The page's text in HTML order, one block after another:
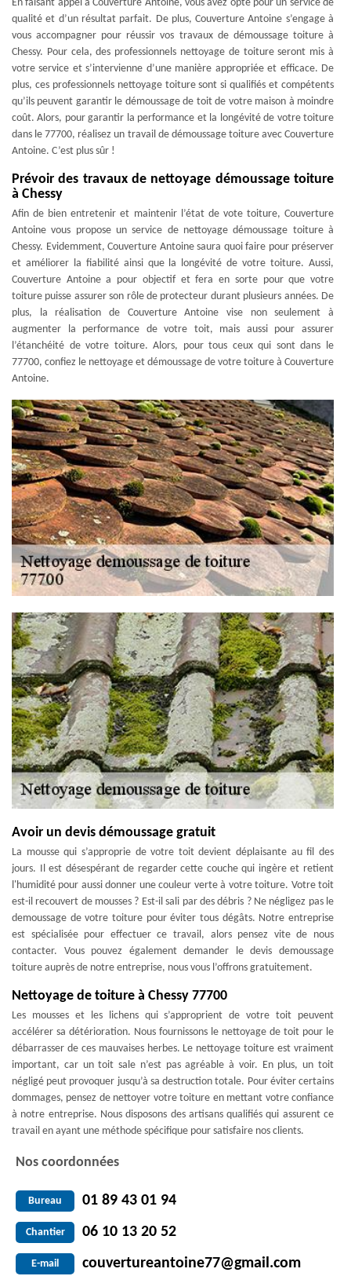
En faisant appel à Couverture Antoine, vous avez opté pour un service de
qualité et d’un résultat parfait. De plus, Couverture Antoine s’engage à
vous accompagner pour réussir vos travaux de démoussage toiture à
Chessy. Pour cela, des professionnels nettoyage de toiture seront mis à
votre service et s’intervienne d’une manière appropriée et efficace. De
plus, ces professionnels nettoyage toiture sont si qualifiés et compétents
qu’ils peuvent garantir le démoussage de toit de votre maison à moindre
coût. Alors, pour garantir la performance et la longévité de votre toiture
dans le 77700, réalisez un travail de démoussage toiture avec Couverture
Antoine. C’est plus sûr !
Prévoir des travaux de nettoyage démoussage toiture
à Chessy
Afin de bien entretenir et maintenir l’état de vote toiture, Couverture
Antoine vous propose un service de nettoyage démoussage toiture à
Chessy. Evidemment, Couverture Antoine saura quoi faire pour préserver
et améliorer la fiabilité ainsi que la longévité de votre toiture. Aussi,
Couverture Antoine a pour objectif et fera en sorte pour que votre
toiture puisse assurer son rôle de protecteur durant plusieurs années. De
plus, la réalisation de Couverture Antoine vise non seulement à
augmenter la performance de votre toit, mais aussi pour assurer
l’étanchéité de votre toiture. Alors, pour tous ceux qui sont dans le
77700, confiez le nettoyage et démoussage de votre toiture à Couverture
Antoine.
Avoir un devis démoussage gratuit
La mousse qui s’approprie de votre toit devient déplaisante au fil des
jours. Il est désespérant de regarder cette couche qui ingère et retient
l'humidité pour aussi donner une couleur verte à votre toiture. Votre toit
est-il recouvert de mousses ? Est-il sali par des débris ? Ne négligez pas le
demoussage de votre toiture pour éviter tous dégâts. Notre entreprise
est spécialisée pour effectuer ce travail, alors pensez vite de nous
contacter. Vous pouvez également demander le devis demoussage
toiture auprès de notre entreprise, nous vous l’offrons gratuitement.
Nettoyage de toiture à Chessy 77700
Les mousses et les lichens qui s’approprient de votre toit peuvent
accélérer sa détérioration. Nous fournissons le nettoyage de toit pour le
débarrasser de ces mauvaises herbes. Le nettoyage toiture est vraiment
important, car un toit sale n’est pas agréable à voir. En plus, un toit
négligé peut provoquer jusqu’à sa destruction totale. Pour éviter certains
dommages, pensez de nettoyer votre toiture en mettant votre confiance
à notre entreprise. Nous disposons des artisans qualifiés qui assurent ce
travail en ayant une méthode spécifique pour satisfaire nos clients.
Nos coordonnées
Bureau 01 89 43 01 94
Chantier 06 10 13 20 52
E-mail couvertureantoine77@gmail.com